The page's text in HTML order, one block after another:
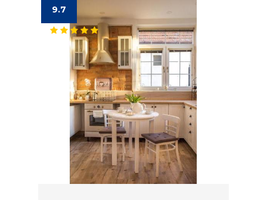
9.7